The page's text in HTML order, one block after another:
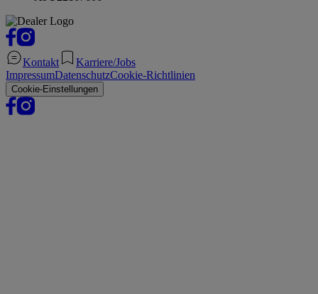
Kontakt
Karriere/Jobs
ImpressumDatenschutzCookie-Richtlinien
Cookie-Einstellungen